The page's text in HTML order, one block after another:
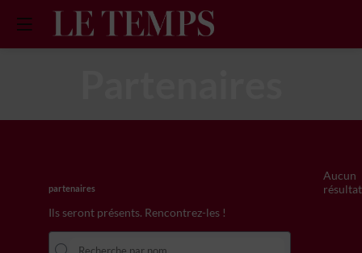
partenaires
Ils seront présents. Rencontrez-les !
Aucun
résultat